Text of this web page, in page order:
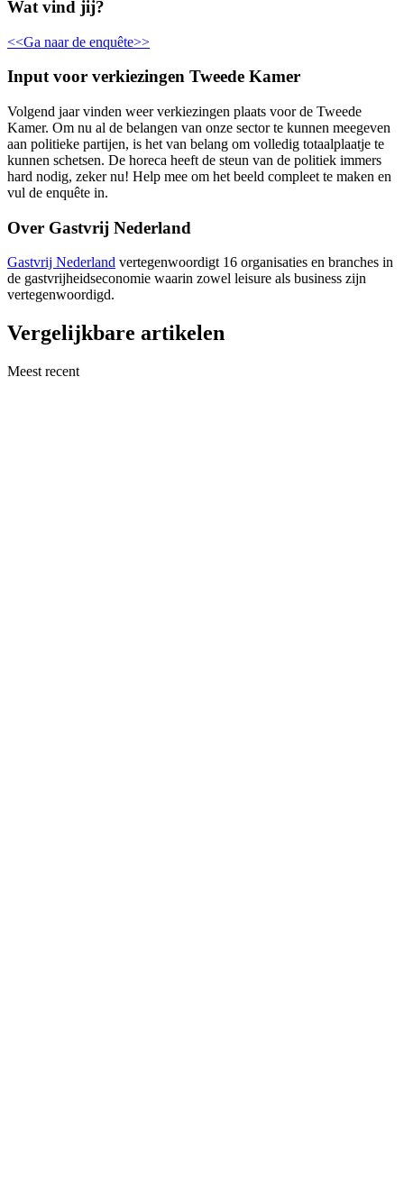
Wat vind jij?
<<Ga naar de enquête>>
Input voor verkiezingen Tweede Kamer
Volgend jaar vinden weer verkiezingen plaats voor de Tweede
Kamer. Om nu al de belangen van onze sector te kunnen meegeven
aan politieke partijen, is het van belang om volledig totaalplaatje te
kunnen schetsen. De horeca heeft de steun van de politiek immers
hard nodig, zeker nu! Help mee om het beeld compleet te maken en
vul de enquête in.
Over Gastvrij Nederland
Gastvrij Nederland vertegenwoordigt 16 organisaties en branches in
de gastvrijheidseconomie waarin zowel leisure als business zijn
vertegenwoordigd.
Vergelijkbare artikelen
Meest recent